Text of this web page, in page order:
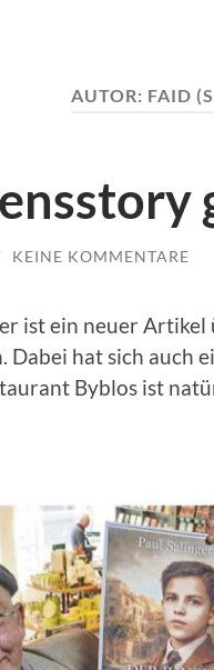
AUTOR: FAID
KEINE KOMMENTARE
ist ein neuer
Dabei hat sich auch
Byblos ist